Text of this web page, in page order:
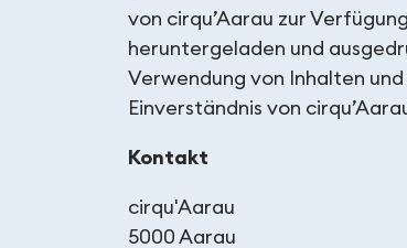
von cirqu’Aarau zur
heruntergeladen und
Verwendung von Inhalten
Einverständnis von
Kontakt
cirqu'Aarau
5000 Aarau